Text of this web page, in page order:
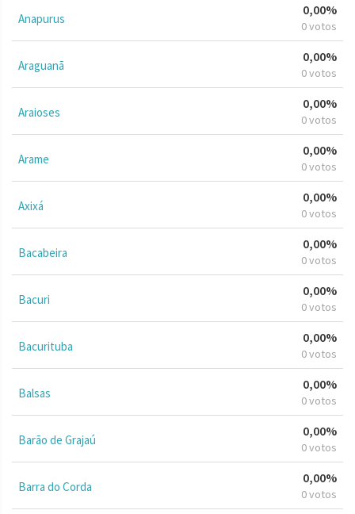
Anapurus
0,00%
0 votos
Araguanã
0,00%
0 votos
Araioses
0,00%
0 votos
Arame
0,00%
0 votos
Axixá
0,00%
0 votos
Bacabeira
0,00%
0 votos
Bacuri
0,00%
0 votos
Bacurituba
0,00%
0 votos
Balsas
0,00%
0 votos
Barão de Grajaú
0,00%
0 votos
Barra do Corda
0,00%
0 votos